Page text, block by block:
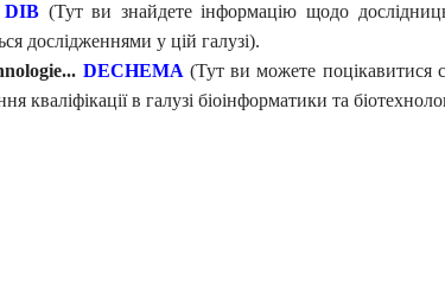
DIB (Тут ви знайдете інформацію щодо
дослідженнями у цій галузі).
DECHEMA (Тут ви можете поцікавитися
в галузі біоінформатики та